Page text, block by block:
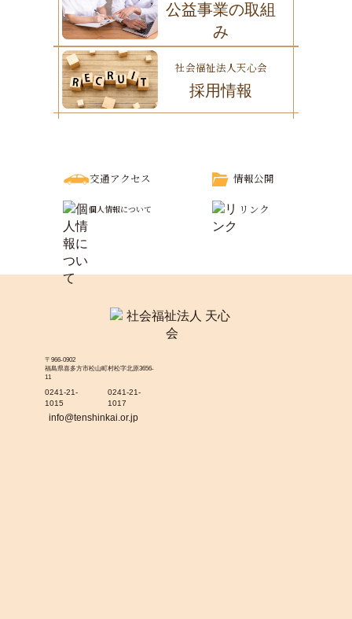
公益事業の取組
み
社会福祉法人天心会
採用情報
交通アクセス 情報公開
個人情報について リンク
〒966-0902
福島県喜多方市松山町村松字北原3656-
11
0241-21-
1015
0241-21-
1017
info@tenshinkai.or.jp